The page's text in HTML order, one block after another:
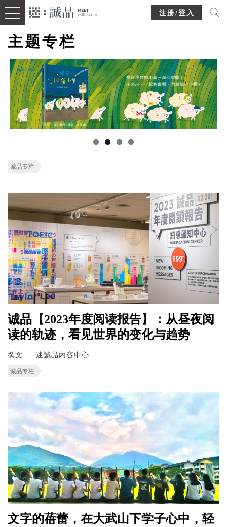
注册/登入
主题专栏
诚品专栏
诚品【2023年度阅读报告】：从昼夜阅
读的轨迹，看见世界的变化与趋势
撰文 迷誠品內容中心
诚品专栏
文字的蓓蕾，在大武山下学子心中，轻